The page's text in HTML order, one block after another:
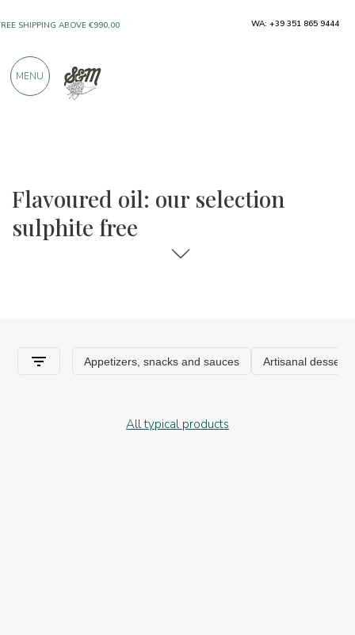
Flavoured oil: our selection
sulphite free
All typical products
SHIPPING ABOVE €990,00
PRODUCTS FROM EXCELLENT
WA: +39 351 865 9444
MENU